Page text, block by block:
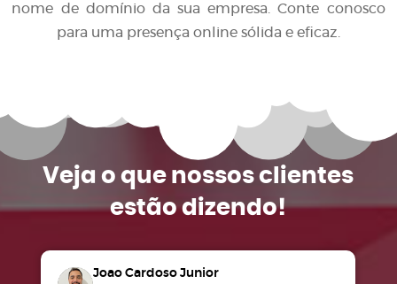
nome de domínio da sua empresa. Conte conosco
para uma presença online sólida e eficaz.
Veja o que nossos clientes
estão dizendo!
Joao Cardoso Junior